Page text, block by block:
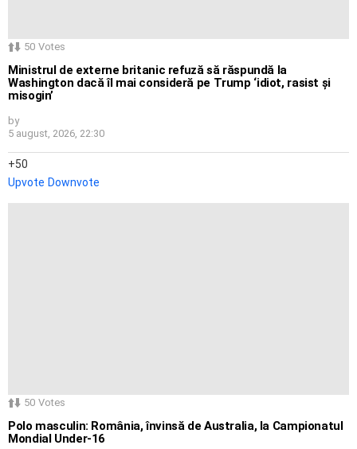
50 Votes
Ministrul de externe britanic refuză să răspundă la
Washington dacă îl mai consideră pe Trump ‘idiot, rasist și
misogin’
by
5 august, 2026, 22:30
50
Upvote Downvote
50 Votes
Polo masculin: România, învinsă de Australia, la Campionatul
Mondial Under-16